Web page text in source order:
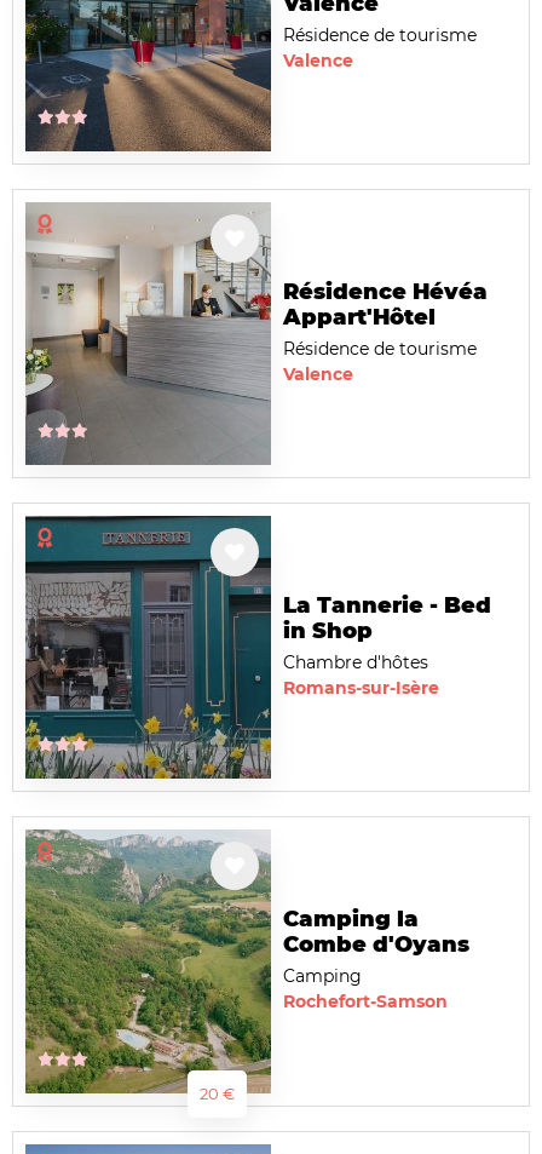
Résidence de tourisme
Valence
Résidence Hévéa
Appart'Hôtel
Résidence de tourisme
Valence
La Tannerie - Bed
in Shop
Chambre d'hôtes
Romans-sur-Isère
20 €
Camping la
Combe d'Oyans
Camping
Rochefort-Samson